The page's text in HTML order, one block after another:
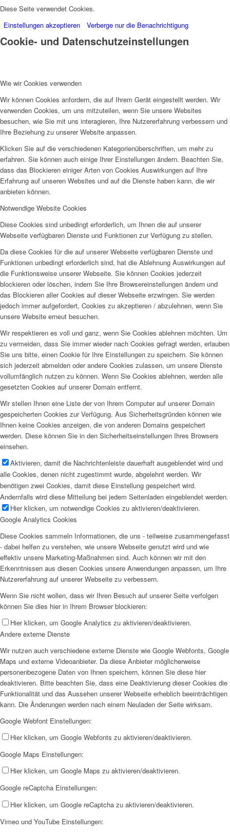
Diese Seite verwendet Cookies.
Einstellungen akzeptieren
Verberge nur die Benachrichtigung
Cookie- und Datenschutzeinstellungen
Wie wir Cookies verwenden
Wir können Cookies anfordern, die auf Ihrem Gerät eingestellt werden. Wir
verwenden Cookies, um uns mitzuteilen, wenn Sie unsere Websites
besuchen, wie Sie mit uns interagieren, Ihre Nutzererfahrung verbessern und
Ihre Beziehung zu unserer Website anpassen.
Klicken Sie auf die verschiedenen Kategorienüberschriften, um mehr zu
erfahren. Sie können auch einige Ihrer Einstellungen ändern. Beachten Sie,
dass das Blockieren einiger Arten von Cookies Auswirkungen auf Ihre
Erfahrung auf unseren Websites und auf die Dienste haben kann, die wir
anbieten können.
Notwendige Website Cookies
Diese Cookies sind unbedingt erforderlich, um Ihnen die auf unserer
Webseite verfügbaren Dienste und Funktionen zur Verfügung zu stellen.
Da diese Cookies für die auf unserer Webseite verfügbaren Dienste und
Funktionen unbedingt erforderlich sind, hat die Ablehnung Auswirkungen auf
die Funktionsweise unserer Webseite. Sie können Cookies jederzeit
blockieren oder löschen, indem Sie Ihre Browsereinstellungen ändern und
das Blockieren aller Cookies auf dieser Webseite erzwingen. Sie werden
jedoch immer aufgefordert, Cookies zu akzeptieren / abzulehnen, wenn Sie
unsere Website erneut besuchen.
Wir respektieren es voll und ganz, wenn Sie Cookies ablehnen möchten. Um
zu vermeiden, dass Sie immer wieder nach Cookies gefragt werden, erlauben
Sie uns bitte, einen Cookie für Ihre Einstellungen zu speichern. Sie können
sich jederzeit abmelden oder andere Cookies zulassen, um unsere Dienste
vollumfänglich nutzen zu können. Wenn Sie Cookies ablehnen, werden alle
gesetzten Cookies auf unserer Domain entfernt.
Wir stellen Ihnen eine Liste der von Ihrem Computer auf unserer Domain
gespeicherten Cookies zur Verfügung. Aus Sicherheitsgründen können wie
Ihnen keine Cookies anzeigen, die von anderen Domains gespeichert
werden. Diese können Sie in den Sicherheitseinstellungen Ihres Browsers
einsehen.
Aktivieren, damit die Nachrichtenleiste dauerhaft ausgeblendet wird und
alle Cookies, denen nicht zugestimmt wurde, abgelehnt werden. Wir
benötigen zwei Cookies, damit diese Einstellung gespeichert wird.
Andernfalls wird diese Mitteilung bei jedem Seitenladen eingeblendet werden.
Hier klicken, um notwendige Cookies zu aktivieren/deaktivieren.
Google Analytics Cookies
Diese Cookies sammeln Informationen, die uns - teilweise zusammengefasst
- dabei helfen zu verstehen, wie unsere Webseite genutzt wird und wie
effektiv unsere Marketing-Maßnahmen sind. Auch können wir mit den
Erkenntnissen aus diesen Cookies unsere Anwendungen anpassen, um Ihre
Nutzererfahrung auf unserer Webseite zu verbessern.
Wenn Sie nicht wollen, dass wir Ihren Besuch auf unserer Seite verfolgen
können Sie dies hier in Ihrem Browser blockieren:
Hier klicken, um Google Analytics zu aktivieren/deaktivieren.
Andere externe Dienste
Wir nutzen auch verschiedene externe Dienste wie Google Webfonts, Google
Maps und externe Videoanbieter. Da diese Anbieter möglicherweise
personenbezogene Daten von Ihnen speichern, können Sie diese hier
deaktivieren. Bitte beachten Sie, dass eine Deaktivierung dieser Cookies die
Funktionalität und das Aussehen unserer Webseite erheblich beeinträchtigen
kann. Die Änderungen werden nach einem Neuladen der Seite wirksam.
Google Webfont Einstellungen:
Hier klicken, um Google Webfonts zu aktivieren/deaktivieren.
Google Maps Einstellungen:
Hier klicken, um Google Maps zu aktivieren/deaktivieren.
Google reCaptcha Einstellungen:
Hier klicken, um Google reCaptcha zu aktivieren/deaktivieren.
Vimeo und YouTube Einstellungen: